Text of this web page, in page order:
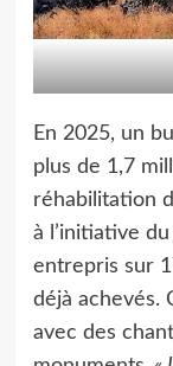
En 2025, un
plus de 1,7
réhabilitation
à l’initiative
entrepris sur
déjà achevés.
avec des